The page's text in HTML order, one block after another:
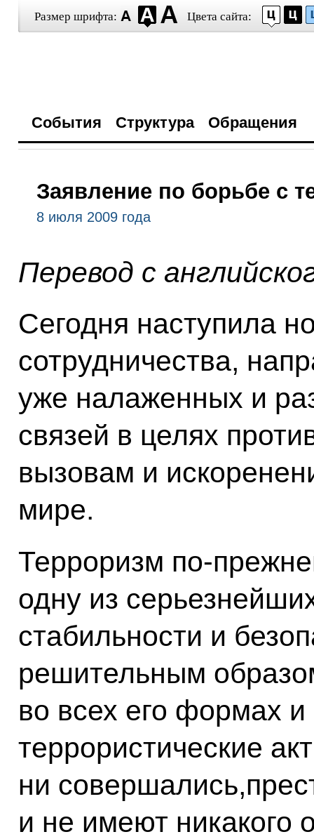
Размер шрифта: Цвета сайта:
События Структура Обращения
Заявление по борьбе с
8 июля 2009 года
Перевод с
Сегодня наступила
сотрудничества,
уже налаженных и
связей в целях
вызовам и
мире.
Терроризм
одну из
стабильности и
решительным
во всех его формах
террористические
ни
и не имеют никакого